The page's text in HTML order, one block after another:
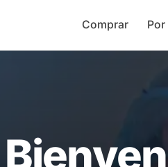
Comprar